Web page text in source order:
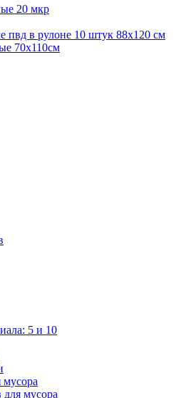
20 мкр
пвд в рулоне 10 штук 88x120 см
70х110см
5 и 10
мусора